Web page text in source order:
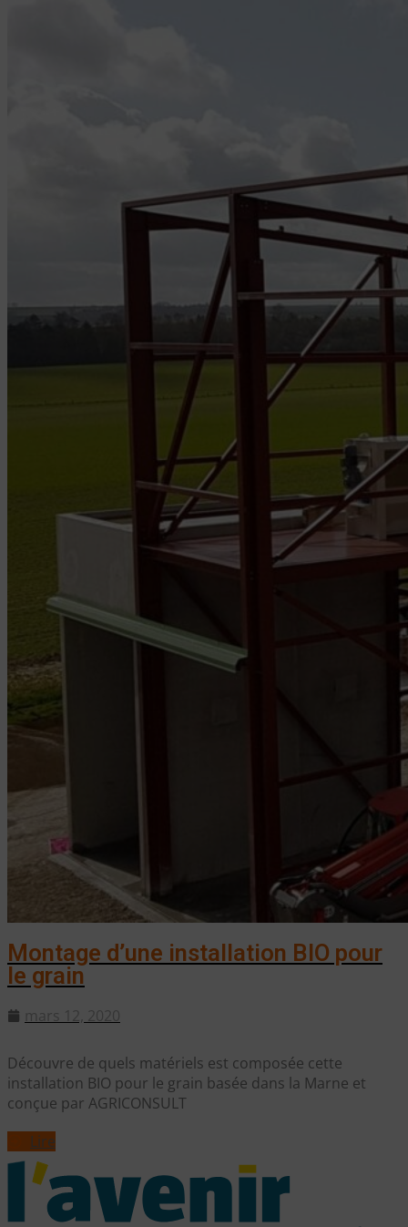
Montage d’une installation BIO pour
le grain
mars 12, 2020
Découvre de quels matériels est composée cette
installation BIO pour le grain basée dans la Marne et
conçue par AGRICONSULT
Lire